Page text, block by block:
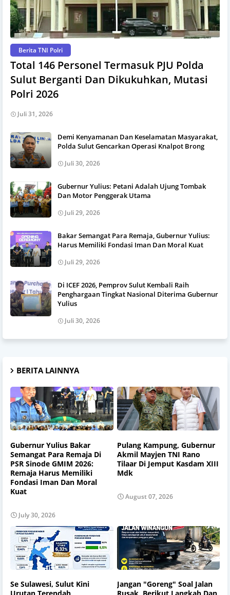
Berita TNI Polri
Total 146 Personel Termasuk PJU Polda
Sulut Berganti Dan Dikukuhkan, Mutasi
Polri 2026
Juli 31, 2026
Demi Kenyamanan Dan Keselamatan Masyarakat,
Polda Sulut Gencarkan Operasi Knalpot Brong
Juli 30, 2026
Gubernur Yulius: Petani Adalah Ujung Tombak
Dan Motor Penggerak Utama
Juli 29, 2026
Bakar Semangat Para Remaja, Gubernur Yulius:
Harus Memiliki Fondasi Iman Dan Moral Kuat
Juli 29, 2026
Di ICEF 2026, Pemprov Sulut Kembali Raih
Penghargaan Tingkat Nasional Diterima Gubernur
Yulius
Juli 30, 2026
BERITA LAINNYA
Gubernur Yulius Bakar
Semangat Para Remaja Di
PSR Sinode GMIM 2026:
Remaja Harus Memiliki
Fondasi Iman Dan Moral
Kuat
July 30, 2026
Pulang Kampung, Gubernur
Akmil Mayjen TNI Rano
Tilaar Di Jemput Kasdam XIII
Mdk
August 07, 2026
Se Sulawesi, Sulut Kini
Jangan "Goreng" Soal Jalan